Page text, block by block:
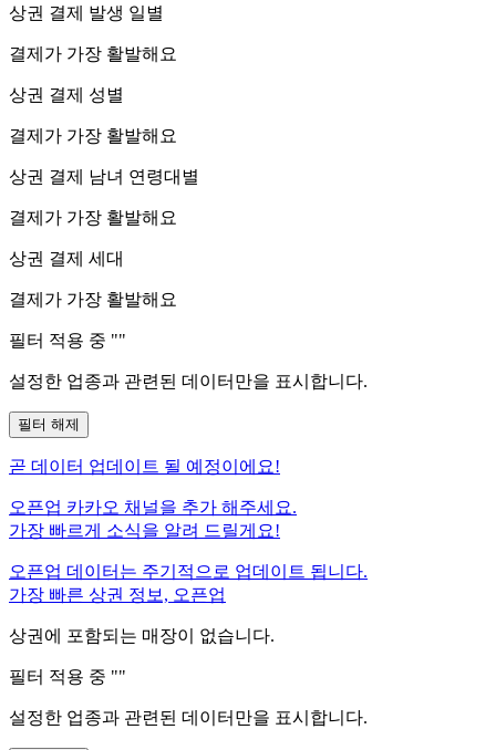
상권 결제 발생 일별
결제가 가장 활발해요
상권 결제 성별
결제가 가장 활발해요
상권 결제 남녀 연령대별
결제가 가장 활발해요
상권 결제 세대
결제가 가장 활발해요
필터 적용 중 ""
설정한 업종과 관련된 데이터만을 표시합니다.
필터 해제
곧 데이터 업데이트 될 예정이에요!
오픈업 카카오 채널을 추가 해주세요.
가장 빠르게 소식을 알려 드릴게요!
오픈업 데이터는 주기적으로 업데이트 됩니다.
가장 빠른 상권 정보, 오픈업
상권에 포함되는 매장이 없습니다.
필터 적용 중 ""
설정한 업종과 관련된 데이터만을 표시합니다.